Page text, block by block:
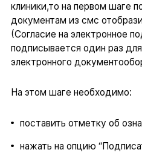
клиники,то на первом шаге
документам из смс
(Согласие на электронное
подписывается один раз
электронного
На этом шаге необходимо:
поставить отметку об
нажать на опцию